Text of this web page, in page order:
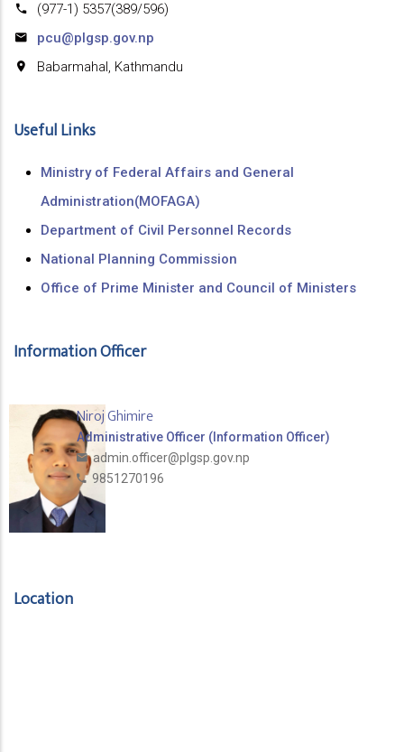
(977-1) 5357(389/596)
pcu@plgsp.gov.np
Babarmahal, Kathmandu
Useful Links
Ministry of Federal Affairs and General
Administration(MOFAGA)
Department of Civil Personnel Records
National Planning Commission
Office of Prime Minister and Council of Ministers
Information Officer
Niroj Ghimire
Administrative Officer (Information Officer)
admin.officer@plgsp.gov.np
9851270196
Location